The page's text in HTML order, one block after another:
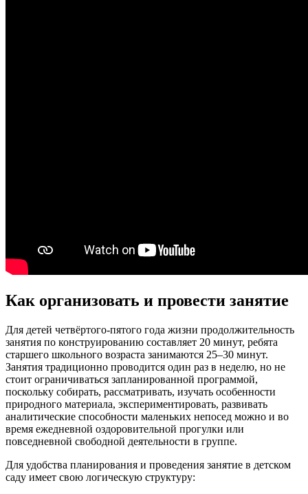
Как организовать и провести занятие
Для детей четвёртого-пятого года жизни продолжительность
занятия по конструированию составляет 20 минут, ребята
старшего школьного возраста занимаются 25–30 минут.
Занятия традиционно проводится один раз в неделю, но не
стоит ограничиваться запланированной программой,
поскольку собирать, рассматривать, изучать особенности
природного материала, экспериментировать, развивать
аналитические способности маленьких непосед можно и во
время ежедневной оздоровительной прогулки или
повседневной свободной деятельности в группе.
Для удобства планирования и проведения занятие в детском
саду имеет свою логическую структуру: